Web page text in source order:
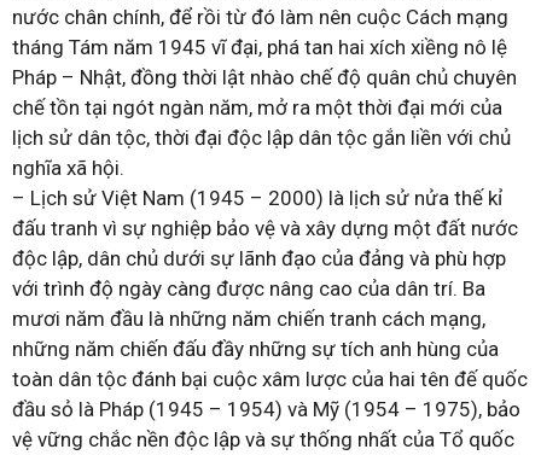
nước chân chính, để rồi từ đó làm nên cuộc Cách mạng
tháng Tám năm 1945 vĩ đại, phá tan hai xích xiềng nô lệ
Pháp – Nhật, đồng thời lật nhào chế độ quân chủ chuyên
chế tồn tại ngót ngàn năm, mở ra một thời đại mới của
lịch sử dân tộc, thời đại độc lập dân tộc gắn liền với chủ
nghĩa xã hội.
– Lịch sử Việt Nam (1945 – 2000) là lịch sử nửa thế kỉ
đấu tranh vì sự nghiệp bảo vệ và xây dựng một đất nước
độc lập, dân chủ dưới sự lãnh đạo của đảng và phù hợp
với trình độ ngày càng được nâng cao của dân trí. Ba
mươi năm đầu là những năm chiến tranh cách mạng,
những năm chiến đấu đầy những sự tích anh hùng của
toàn dân tộc đánh bại cuộc xâm lược của hai tên đế quốc
đầu sỏ là Pháp (1945 – 1954) và Mỹ (1954 – 1975), bảo
vệ vững chắc nền độc lập và sự thống nhất của Tổ quốc